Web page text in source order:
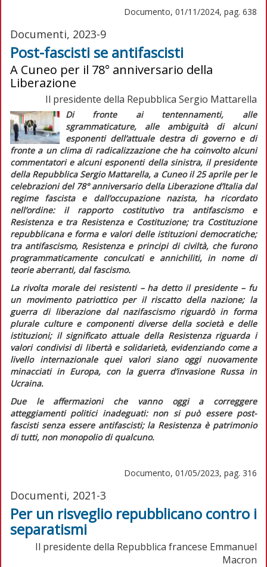
Documento, 01/11/2024, pag. 638
Documenti, 2023-9
Post-fascisti se antifascisti
A Cuneo per il 78° anniversario della
Liberazione
Il presidente della Repubblica Sergio Mattarella
Di fronte ai tentennamenti, alle
sgrammaticature, alle ambiguità di alcuni
esponenti dell’attuale destra di governo e di
fronte a un clima di radicalizzazione che ha coinvolto alcuni
commentatori e alcuni esponenti della sinistra, il presidente
della Repubblica Sergio Mattarella, a Cuneo il 25 aprile per le
celebrazioni del 78° anniversario della Liberazione d’Italia dal
regime fascista e dall’occupazione nazista, ha ricordato
nell’ordine: il rapporto costitutivo tra antifascismo e
Resistenza e tra Resistenza e Costituzione; tra Costituzione
repubblicana e forma e valori delle istituzioni democratiche;
tra antifascismo, Resistenza e principi di civiltà, che furono
programmaticamente conculcati e annichiliti, in nome di
teorie aberranti, dal fascismo.
La rivolta morale dei resistenti – ha detto il presidente – fu
un movimento patriottico per il riscatto della nazione; la
guerra di liberazione dal nazifascismo riguardò in forma
plurale culture e componenti diverse della società e delle
istituzioni; il significato attuale della Resistenza riguarda i
valori condivisi di libertà e solidarietà, evidenziando come a
livello internazionale quei valori siano oggi nuovamente
minacciati in Europa, con la guerra d’invasione Russa in
Ucraina.
Due le affermazioni che vanno oggi a correggere
atteggiamenti politici inadeguati: non si può essere post-
fascisti senza essere antifascisti; la Resistenza è patrimonio
di tutti, non monopolio di qualcuno.
Documento, 01/05/2023, pag. 316
Documenti, 2021-3
Per un risveglio repubblicano contro i
separatismi
Il presidente della Repubblica francese Emmanuel
Macron